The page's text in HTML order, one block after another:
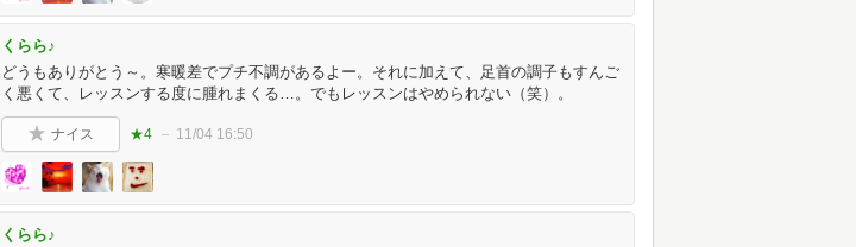
くらら♪
どうもありがとう～。寒暖差でプチ不調があるよー。それに加えて、足首の調子もすんご
く悪くて、レッスンする度に腫れまくる…。でもレッスンはやめられない（笑）。
ナイス ★4 11/04 16:50
くらら♪